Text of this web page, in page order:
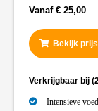
Vanaf € 25,00
Bekijk
Verkrijgbaar bij
Intensieve